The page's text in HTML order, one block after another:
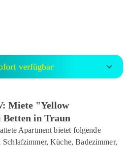
verfügbar
Miete "Yellow
in Traun
Apartment bietet folgende
Küche, Badezimmer,